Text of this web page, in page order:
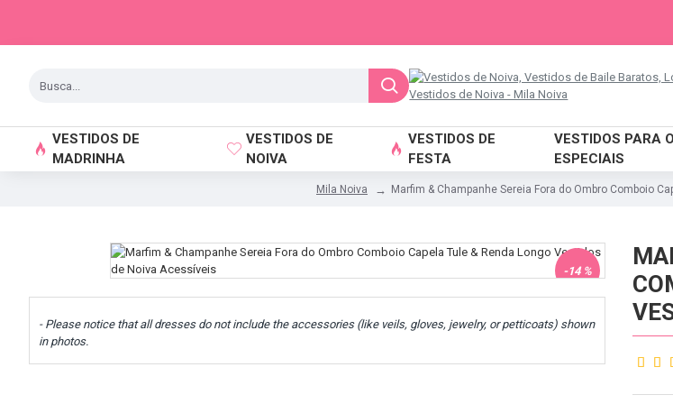
VESTIDOS DE
MADRINHA
VESTIDOS DE
NOIVA
VESTIDOS DE
FESTA
VESTIDOS PARA
ESPECIAIS
Mila Noiva Marfim & Champanhe Sereia Fora do Ombro Comboio
-14 %
- Please notice that all dresses do not include the accessories (like veils, gloves, jewelry, or petticoats) shown
in photos.